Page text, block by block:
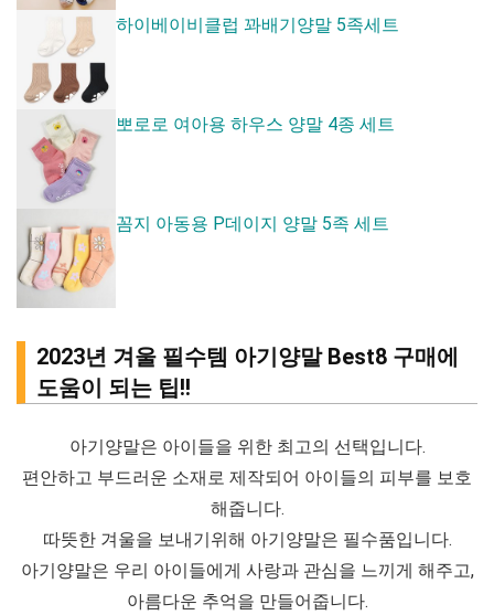
하이베이비클럽 꽈배기양말 5족세트
뽀로로 여아용 하우스 양말 4종 세트
꼼지 아동용 P데이지 양말 5족 세트
2023년 겨울 필수템 아기양말 Best8 구매에
도움이 되는 팁!!
아기양말은 아이들을 위한 최고의 선택입니다.
편안하고 부드러운 소재로 제작되어 아이들의 피부를 보호
해줍니다.
따뜻한 겨울을 보내기위해 아기양말은 필수품입니다.
아기양말은 우리 아이들에게 사랑과 관심을 느끼게 해주고,
아름다운 추억을 만들어줍니다.